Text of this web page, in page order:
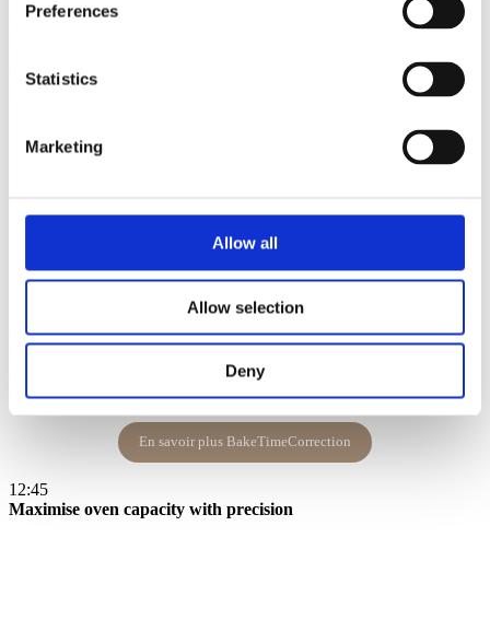
Preferences
Statistics
Marketing
Allow all
Allow selection
Deny
Lors de la cuisson d’un mélange de produits, les minuteries intégrées
article. En parallèle, CombiSense régule l’humidité pour un équilibre
parfait entre croustillant, moelleux et tendreté​.
Grâce à la technologie BakeTimeCorrection (BTC), les capteurs
(comme une porte ouverte) et ajustent automatiquement le temps de
cuisson. Résultat : une qualité constante, sans gaspillage​.
En savoir plus BakeTimeCorrection
12:45
Maximise oven capacity with precision